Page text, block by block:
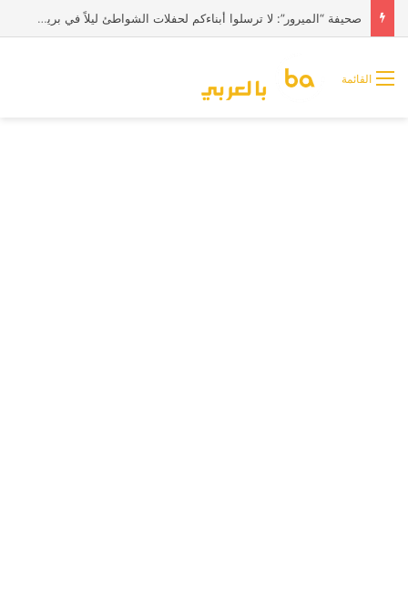
صحيفة “الميرور”: لا ترسلوا أبناءكم لحفلات الشواطئ ليلاً في بريطانيا
القائمة